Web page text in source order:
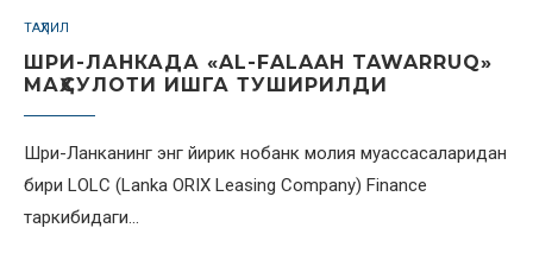
ТАҲЛИЛ
ШРИ-ЛАНКАДА «AL-FALAAH TAWARRUQ»
МАҲСУЛОТИ ИШГА ТУШИРИЛДИ
Шри-Ланканинг энг йирик нобанк молия муассасаларидан
бири LOLC (Lanka ORIX Leasing Company) Finance
таркибидаги…